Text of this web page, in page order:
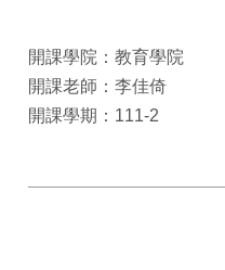
開課學院：教育學院
開課老師：李佳倚
開課學期：111-2